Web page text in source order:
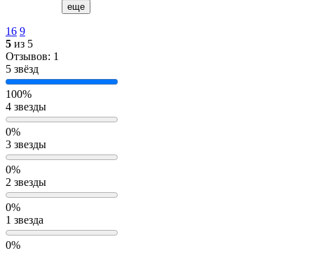
еще
16 9
5 из 5
Отзывов: 1
5 звёзд
100%
4 звезды
0%
3 звезды
0%
2 звезды
0%
1 звезда
0%